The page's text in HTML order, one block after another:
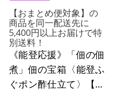
【おまとめ便対象】の
商品を同一配送先に
5,400円以上お届けで特
別送料！
《能登応援》「佃の佃
煮」佃の宝箱〈能登ふ
ぐポン酢仕立て〉【お